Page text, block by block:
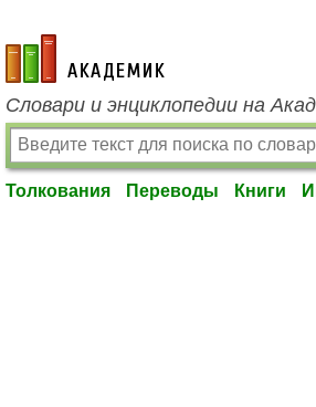
academic.ru
Словари и энциклопедии на
Толкования Переводы Книги